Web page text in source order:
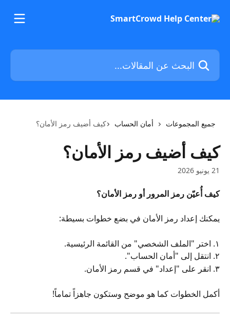
البحث عن المقالات...
جميع المجموعات أمان الحساب كيف أضيف رمز الأمان؟
كيف أضيف رمز الأمان؟
21 يونيو 2026
كيف أُعيّن رمز المرور أو رمز الأمان؟
يمكنك إعداد رمز الأمان في بضع خطوات بسيطة:
١. اختر "الملف الشخصي" من القائمة الرئيسية.
٢. انتقل إلى "أمان الحساب".
٣. انقر على "إعداد" في قسم رمز الأمان.
أكمل الخطوات كما هو موضح وستكون جاهزاً تماماً!